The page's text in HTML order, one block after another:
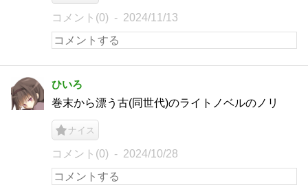
コメント(0) 2024/11/13
ひいろ
巻末から漂う古(同世代)のライトノベルのノリ
ナイス
コメント(0) 2024/10/28